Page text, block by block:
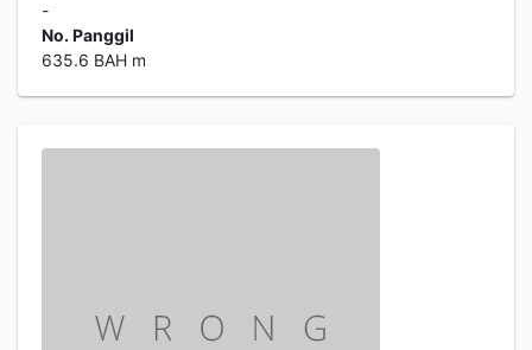
-
No. Panggil
635.6 BAH m